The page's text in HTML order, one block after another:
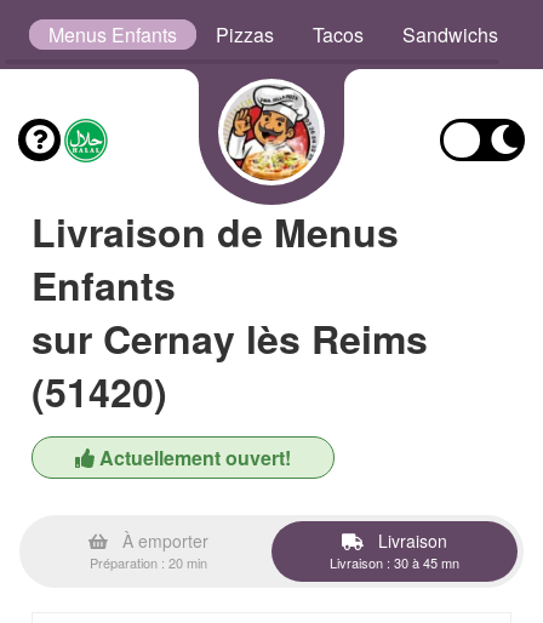
Menus Enfants Pizzas Tacos Sandwichs
Livraison de Menus
Enfants
sur Cernay lès Reims
(51420)
Actuellement ouvert!
À emporter
Préparation : 20 min
Livraison
Livraison : 30 à 45 mn